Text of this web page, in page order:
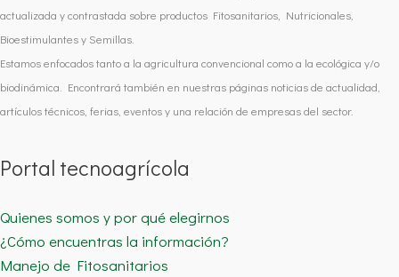
actualizada y contrastada sobre productos Fitosanitarios, Nutricionales,
Bioestimulantes y Semillas.
Estamos enfocados tanto a la agricultura convencional como a la ecológica y/o
biodinámica. Encontrará también en nuestras páginas noticias de actualidad,
artículos técnicos, ferias, eventos y una relación de empresas del sector.
Portal tecnoagrícola
Quienes somos y por qué elegirnos
¿Cómo encuentras la información?
Manejo de Fitosanitarios